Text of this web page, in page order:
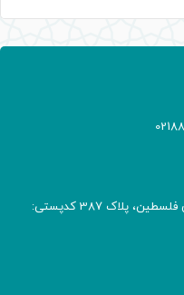
آدرس: پسـتی تهران، خیابان طالقانی، میدان فلسطین، پلاک 387 کدپستی: